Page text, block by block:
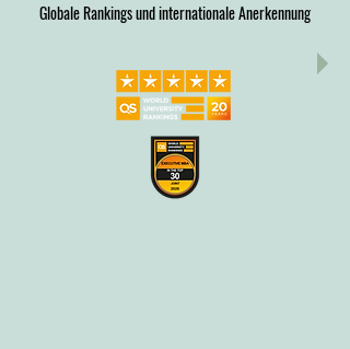
Globale Rankings und internationale Anerkennung